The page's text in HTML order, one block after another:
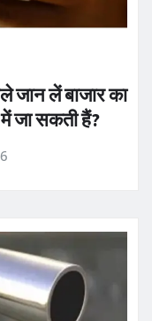
जान लें बाजार का
जा सकती हैं?